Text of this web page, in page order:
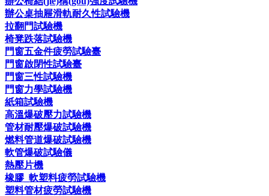
辦公桌抽屜滑軌耐久性試驗機
拉翻門試驗機
椅凳跌落試驗機
門窗五金件疲勞試驗臺
門窗啟閉性試驗臺
門窗三性試驗機
門窗力學試驗機
紙箱試驗機
高溫爆破壓力試驗機
管材耐壓爆破試驗機
燃料管道爆破試驗機
軟管爆破試驗儀
熱壓片機
橡膠_軟塑料疲勞試驗機
塑料管材疲勞試驗機